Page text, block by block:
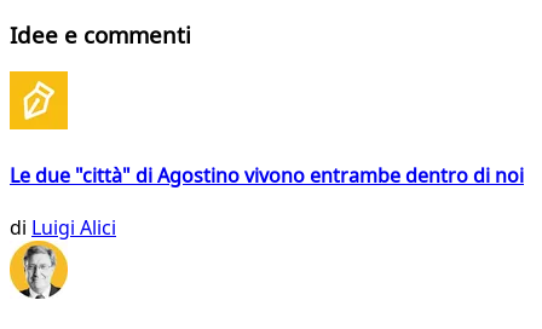
Idee e commenti
Le due "città" di Agostino vivono entrambe dentro di noi
di Luigi Alici